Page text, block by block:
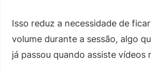
Isso reduz a necessidade de
volume durante a sessão, algo
já passou quando assiste vídeos